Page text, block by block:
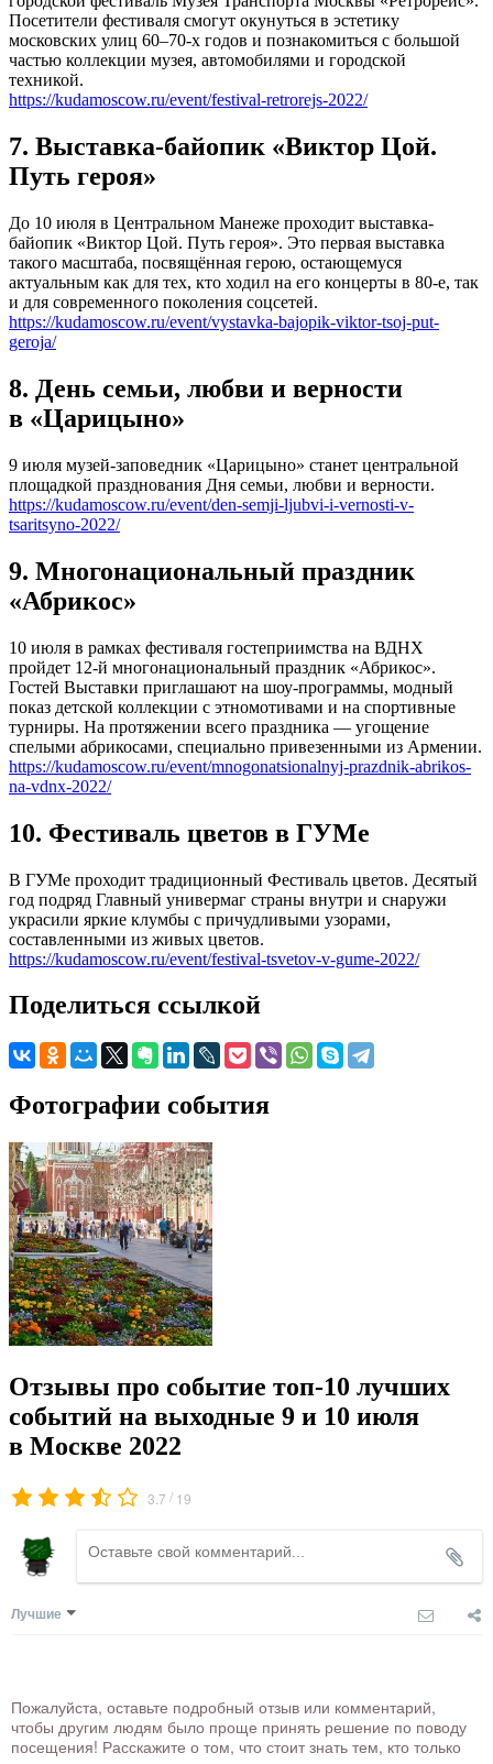
Посетители фестиваля смогут окунуться в эстетику
московских улиц 60–70-х годов и познакомиться с большой
частью коллекции музея, автомобилями и городской
техникой.
https://kudamoscow.ru/event/festival-retrorejs-2022/
7. Выставка-байопик «Виктор Цой.
Путь героя»
До 10 июля в Центральном Манеже проходит выставка-
байопик «Виктор Цой. Путь героя». Это первая выставка
такого масштаба, посвящённая герою, остающемуся
актуальным как для тех, кто ходил на его концерты в 80-е, так
и для современного поколения соцсетей.
https://kudamoscow.ru/event/vystavka-bajopik-viktor-tsoj-put-
geroja/
8. День семьи, любви и верности
в «Царицыно»
9 июля музей-заповедник «Царицыно» станет центральной
площадкой празднования Дня семьи, любви и верности.
https://kudamoscow.ru/event/den-semji-ljubvi-i-vernosti-v-
tsaritsyno-2022/
9. Многонациональный праздник
«Абрикос»
10 июля в рамках фестиваля гостеприимства на ВДНХ
пройдет 12-й многонациональный праздник «Абрикос».
Гостей Выставки приглашают на шоу-программы, модный
показ детской коллекции с этномотивами и на спортивные
турниры. На протяжении всего праздника — угощение
спелыми абрикосами, специально привезенными из Армении.
https://kudamoscow.ru/event/mnogonatsionalnyj-prazdnik-abrikos-
na-vdnx-2022/
10. Фестиваль цветов в ГУМе
В ГУМе проходит традиционный Фестиваль цветов. Десятый
год подряд Главный универмаг страны внутри и снаружи
украсили яркие клумбы с причудливыми узорами,
составленными из живых цветов.
https://kudamoscow.ru/event/festival-tsvetov-v-gume-2022/
Поделиться ссылкой
Фотографии события
Отзывы про событие топ-10 лучших
событий на выходные 9 и 10 июля
в Москве 2022
3.7 / 19
Лучшие
Пожалуйста, оставьте подробный отзыв или комментарий,
чтобы другим людям было проще принять решение по поводу
посещения! Расскажите о том, что стоит знать тем, кто только